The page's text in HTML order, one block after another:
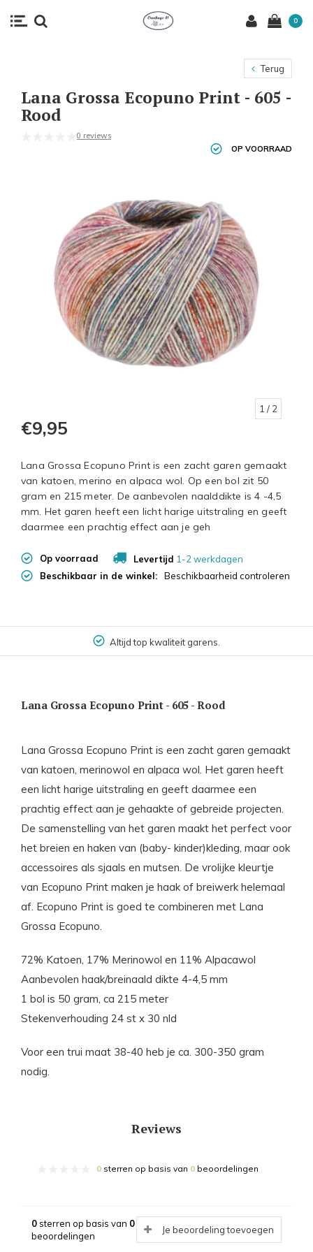
0
Terug
Lana Grossa Ecopuno Print - 605 -
Rood
0 reviews
OP VOORRAAD
1 / 2
€9,95
Lana Grossa Ecopuno Print is een zacht garen gemaakt
van katoen, merino en alpaca wol. Op een bol zit 50
gram en 215 meter. De aanbevolen naalddikte is 4 -4,5
mm. Het garen heeft een licht harige uitstraling en geeft
daarmee een prachtig effect aan je geh
Op voorraad Levertijd 1-2 werkdagen
Beschikbaar in de winkel:
Beschikbaarheid controleren
Altijd top kwaliteit garens.
Lana Grossa Ecopuno Print - 605 - Rood
Lana Grossa Ecopuno Print is een zacht garen gemaakt
van katoen, merinowol en alpaca wol. Het garen heeft
een licht harige uitstraling en geeft daarmee een
prachtig effect aan je gehaakte of gebreide projecten.
De samenstelling van het garen maakt het perfect voor
het breien en haken van (baby- kinder)kleding, maar ook
accessoires als sjaals en mutsen. De vrolijke kleurtje
van Ecopuno Print maken je haak of breiwerk helemaal
af. Ecopuno Print is goed te combineren met Lana
Grossa Ecopuno.
72% Katoen, 17% Merinowol en 11% Alpacawol
Aanbevolen haak/breinaald dikte 4-4,5 mm
1 bol is 50 gram, ca 215 meter
Stekenverhouding 24 st x 30 nld
Voor een trui maat 38-40 heb je ca. 300-350 gram
nodig.
Reviews
0 sterren op basis van 0 beoordelingen
0sterren op basis van 0
beoordelingen
Je beoordeling toevoegen